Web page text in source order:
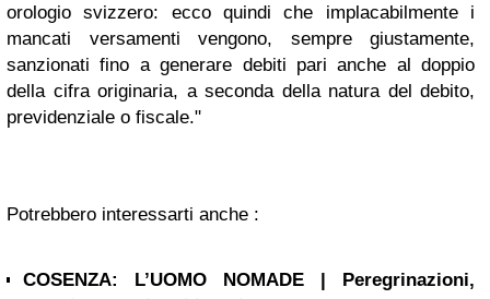
orologio svizzero: ecco quindi che implacabilmente i
mancati versamenti vengono, sempre giustamente,
sanzionati fino a generare debiti pari anche al doppio
della cifra originaria, a seconda della natura del debito,
previdenziale o fiscale."
Potrebbero interessarti anche :
COSENZA: L’UOMO NOMADE | Peregrinazioni,